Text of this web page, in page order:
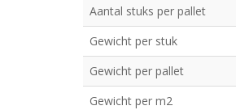
Aantal stuks per pallet
Gewicht per stuk
Gewicht per pallet
Gewicht per m2